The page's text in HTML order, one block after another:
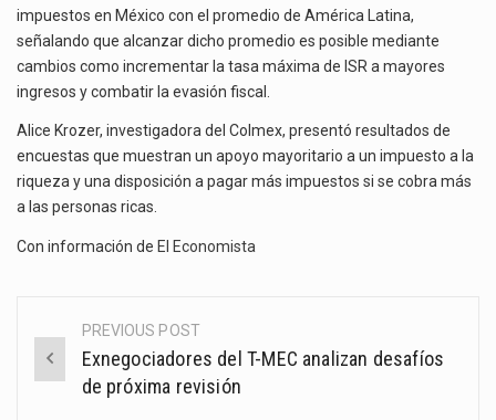
impuestos en México con el promedio de América Latina,
señalando que alcanzar dicho promedio es posible mediante
cambios como incrementar la tasa máxima de ISR a mayores
ingresos y combatir la evasión fiscal.
Alice Krozer, investigadora del Colmex, presentó resultados de
encuestas que muestran un apoyo mayoritario a un impuesto a la
riqueza y una disposición a pagar más impuestos si se cobra más
a las personas ricas.
Con información de El Economista
Post
navigation
PREVIOUS POST
Exnegociadores del T-MEC analizan desafíos
de próxima revisión